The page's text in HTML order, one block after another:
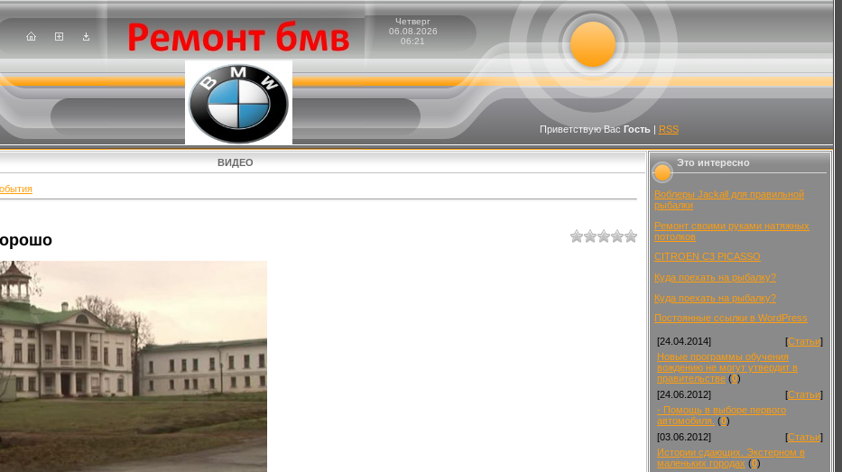
Четверг
06.08.2026
06:21
Приветствую Вас Гость| RSS
ВИДЕО Это интересно
Воблеры Jackall для правильной
рыбалки
Ремонт своими руками натяжных
потолков
CITROEN C3 PICASSO
Куда поехать на рыбалку?
Куда поехать на рыбалку?
Постоянные ссылки в WordPress
[24.04.2014] [Статьи]
Новые программы обучения
вождению не могут утвердит в
правительстве (0)
[24.06.2012]
[Статьи]
- Помощь в выборе первого
автомобиля. (0)
[03.06.2012]
[Статьи]
Истории сдающих. Экстерном в
маленьких городах (0)